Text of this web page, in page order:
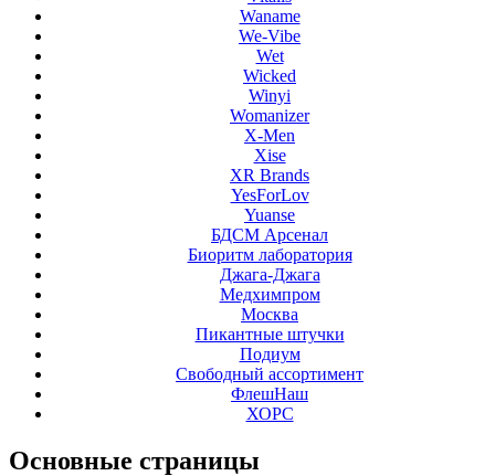
Waname
We-Vibe
Wet
Wicked
Winyi
Womanizer
X-Men
Xise
XR Brands
YesForLov
Yuanse
БДСМ Арсенал
Биоритм лаборатория
Джага-Джага
Медхимпром
Москва
Пикантные штучки
Подиум
Свободный ассортимент
ФлешНаш
ХОРС
Основные страницы